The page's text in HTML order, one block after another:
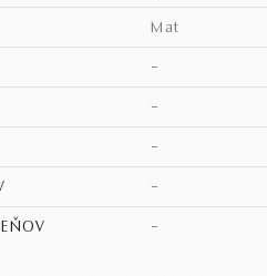
mat
–
–
–
–
–